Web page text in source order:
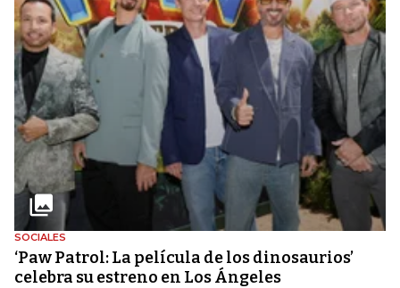
SOCIALES
‘Paw Patrol: La película de los dinosaurios’
celebra su estreno en Los Ángeles